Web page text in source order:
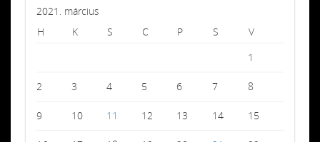
2021. március
H
K S C P S
V
1
2 3 4 5 6 7 8
9 10 11 12 13 14 15